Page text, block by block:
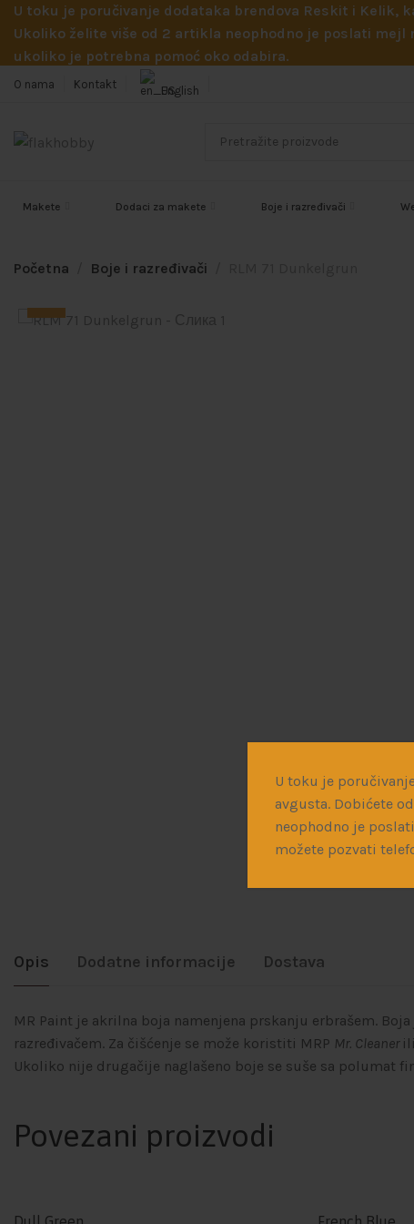
U toku je
avgusta. Dobićete
neophodno je
možete pozvati
U toku je poručivanje dodataka brendova Reskit i Kelik,
Ukoliko želite više od 2 artikla neophodno je poslati mejl
ukoliko je potrebna pomoć oko odabira.
O nama Kontakt English
Makete Dodaci za makete Boje i razređivači
Početna Boje i razređivači
Opis Dodatne informacije Dostava
MR Paint je akrilna boja namenjena prskanju erbrašem.
razređivačem. Za čišćenje se može koristiti MRP Mr. Cleaner
Ukoliko nije drugačije naglašeno boje se suše sa polumat
Povezani proizvodi